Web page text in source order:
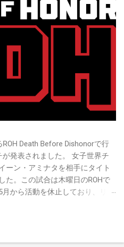
Death Before Dishonorで行
発表されました。 女子世界チ
ーン・アミナタを相手にタイト
た。この試合は木曜日のROHで
から活動を休止しており、リン
最後の試合で怪我の恐怖に苦し
ーの中で誇張されています。 ア